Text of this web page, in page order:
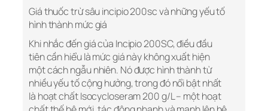
Giá thuốc trừ sâu incipio 200sc và những yếu tố
hình thành mức giá
Khi nhắc đến giá của Incipio 200SC, điều đầu
tiên cần hiểu là mức giá này không xuất hiện
một cách ngẫu nhiên. Nó được hình thành từ
nhiều yếu tố cộng hưởng, trong đó nổi bật nhất
là hoạt chất Isocycloseram 200 g/L – một hoạt